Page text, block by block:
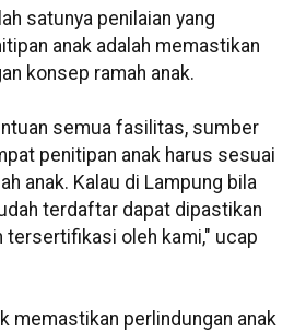
satunya penilaian yang
anak adalah memastikan
konsep ramah anak.
semua fasilitas, sumber
penitipan anak harus sesuai
anak. Kalau di Lampung bila
terdaftar dapat dipastikan
tersertifikasi oleh kami," ucap
memastikan perlindungan anak